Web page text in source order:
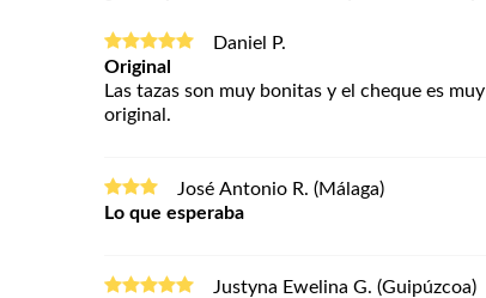
Daniel P.
Original
Las tazas son muy bonitas y el cheque es muy
original.
José Antonio R. (Málaga)
Lo que esperaba
Justyna Ewelina G. (Guipúzcoa)